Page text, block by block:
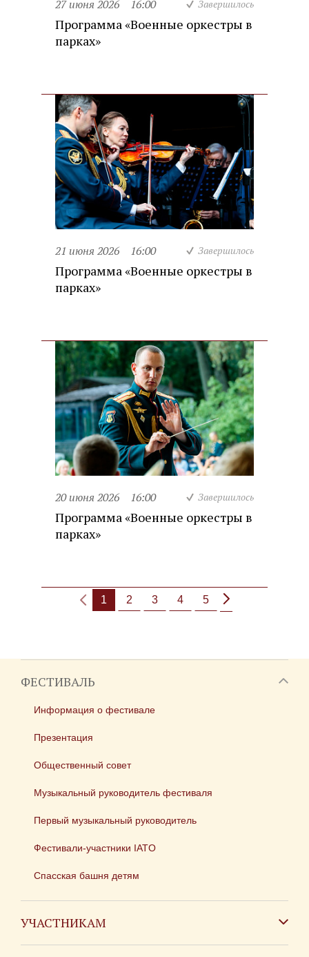
27 июня 2026 16:00 Завершилось
Программа «Военные оркестры в
парках»
21 июня 2026 16:00 Завершилось
Программа «Военные оркестры в
парках»
20 июня 2026 16:00 Завершилось
Программа «Военные оркестры в
парках»
1 2 3 4 5
ФЕСТИВАЛЬ
Информация о фестивале
Презентация
Общественный совет
Музыкальный руководитель фестиваля
Первый музыкальный руководитель
Фестивали-участники IATO
Спасская башня детям
УЧАСТНИКАМ